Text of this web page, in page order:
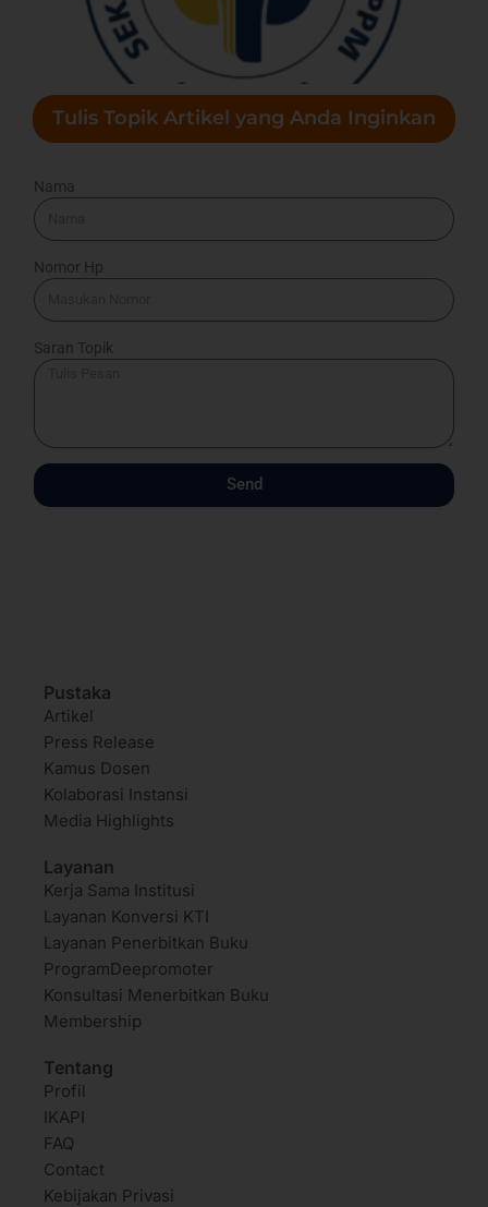
Tulis Topik Artikel yang Anda Inginkan
Nama
Nomor Hp
Saran Topik
Send
Pustaka
Artikel
Press Release
Kamus Dosen
Kolaborasi Instansi
Media Highlights
Layanan
Kerja Sama Institusi
Layanan Konversi KTI
Layanan Penerbitkan Buku
ProgramDeepromoter
Konsultasi Menerbitkan Buku
Membership
Tentang
Profil
IKAPI
FAQ
Contact
Kebijakan Privasi